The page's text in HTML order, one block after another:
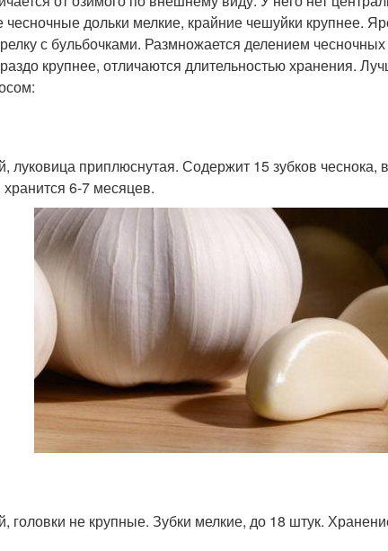
дольки мелкие, крайние чешуйки крупнее.
с бульбочками. Размножается делением чесночных
крупнее, отличаются длительностью хранения.
луковица приплюснутая. Содержит 15 зубков чеснока,
6-7 месяцев.
головки не крупные. Зубки мелкие, до 18 штук.